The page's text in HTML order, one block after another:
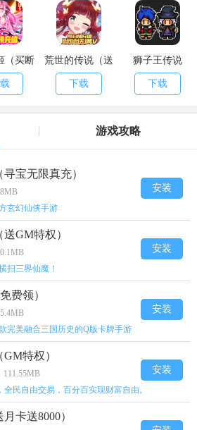
（买断
荒世的传说（送
海量红包）
下载
狮子王传说
下载
游戏攻略
宝无限真充）
玄幻仙侠手游
安装
GM特权）
扫三界仙魔！
安装
费领）
完美融合三国历史的Q版卡牌手游
安装
特权）
111.55MB
民自由交易，百分百实现财富自由。
安装
卡送8000）